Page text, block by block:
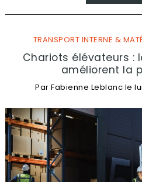
TRANSPORT INTERNE &
Chariots élévateurs :
améliorent la
ParFabienne Leblanc le